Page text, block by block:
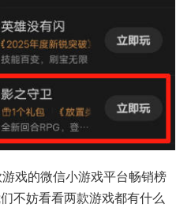
戏的微信小游戏平台畅销榜
不妨看看两款游戏都有什么